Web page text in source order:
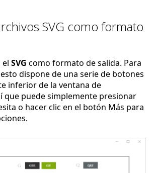
SVG como formato
el SVG como formato de salida. Para
dispone de una serie de botones
inferior de la ventana de
que puede simplemente presionar
o hacer clic en el botón Más para